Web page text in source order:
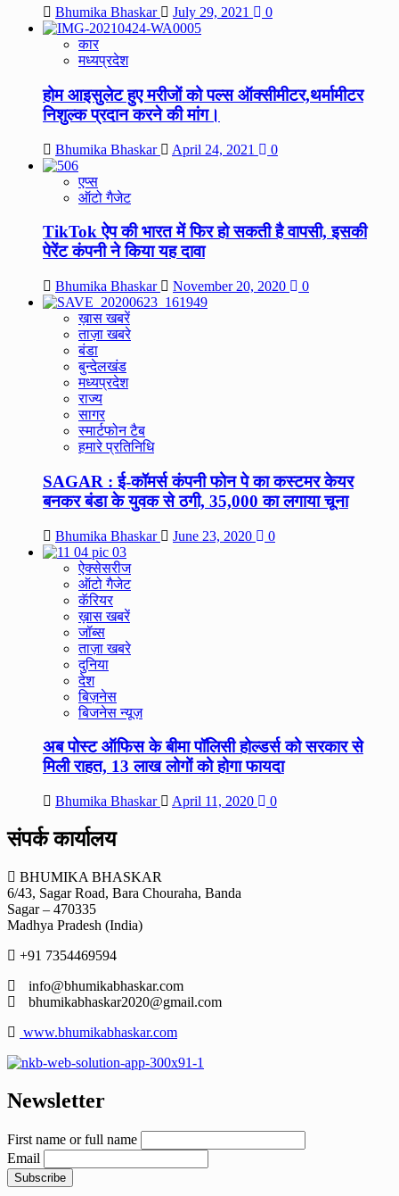
Bhumika Bhaskar July 29, 2021 0
कार
मध्यप्रदेश
होम आइसुलेट हुए मरीजों को पल्स ऑक्सीमीटर,थर्मामीटर
निशुल्क प्रदान करने की मांग।
Bhumika Bhaskar April 24, 2021 0
एप्स
ऑटो गैजेट
TikTok ऐप की भारत में फिर हो सकती है वापसी, इसकी
पेरेंट कंपनी ने किया यह दावा
Bhumika Bhaskar November 20, 2020 0
ख़ास खबरें
ताज़ा खबरे
बंडा
बुन्देलखंड
मध्यप्रदेश
राज्य
सागर
स्मार्टफोन टैब
हमारे प्रतिनिधि
SAGAR : ई-कॉमर्स कंपनी फोन पे का कस्टमर केयर
बनकर बंडा के युवक से ठगी, 35,000 का लगाया चूना
Bhumika Bhaskar June 23, 2020 0
ऐक्सेसरीज
ऑटो गैजेट
कॅरियर
ख़ास खबरें
जॉब्स
ताज़ा खबरे
दुनिया
देश
बिज़नेस
बिजनेस न्यूज़
अब पोस्ट ऑफिस के बीमा पॉलिसी होल्डर्स को सरकार से
मिली राहत, 13 लाख लोगों को होगा फायदा
Bhumika Bhaskar April 11, 2020 0
संपर्क कार्यालय
BHUMIKA BHASKAR
6/43, Sagar Road, Bara Chouraha, Banda
Sagar – 470335
Madhya Pradesh (India)
+91 7354469594
info@bhumikabhaskar.com
bhumikabhaskar2020@gmail.com
www.bhumikabhaskar.com
Newsletter
First name or full name
Email